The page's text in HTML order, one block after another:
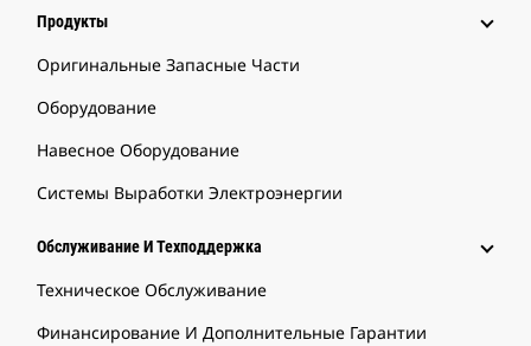
Продукты
Оригинальные Запасные Части
Оборудование
Навесное Оборудование
Системы Выработки Электроэнергии
Обслуживание И Техподдержка
Техническое Обслуживание
Финансирование И Дополнительные Гарантии